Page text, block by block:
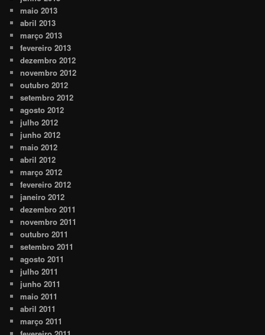
maio 2013
abril 2013
março 2013
fevereiro 2013
dezembro 2012
novembro 2012
outubro 2012
setembro 2012
agosto 2012
julho 2012
junho 2012
maio 2012
abril 2012
março 2012
fevereiro 2012
janeiro 2012
dezembro 2011
novembro 2011
outubro 2011
setembro 2011
agosto 2011
julho 2011
junho 2011
maio 2011
abril 2011
março 2011